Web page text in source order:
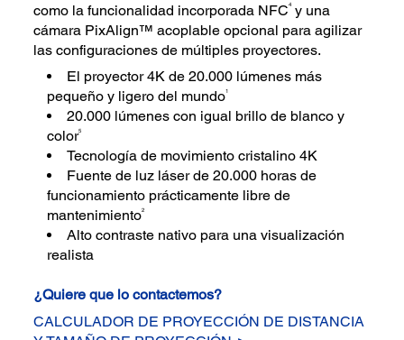
como la funcionalidad incorporada NFC4 y una
cámara PixAlign™ acoplable opcional para agilizar
las configuraciones de múltiples proyectores.
El proyector 4K de 20.000 lúmenes más
pequeño y ligero del mundo1
20.000 lúmenes con igual brillo de blanco y
color5
Tecnología de movimiento cristalino 4K
Fuente de luz láser de 20.000 horas de
funcionamiento prácticamente libre de
mantenimiento2
Alto contraste nativo para una visualización
realista
¿Quiere que lo contactemos?
CALCULADOR DE PROYECCIÓN DE DISTANCIA